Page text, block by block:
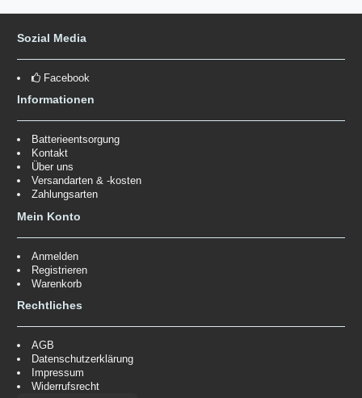
Sozial Media
Facebook
Informationen
Batterieentsorgung
Kontakt
Über uns
Versandarten & -kosten
Zahlungsarten
Mein Konto
Anmelden
Registrieren
Warenkorb
Rechtliches
AGB
Datenschutzerklärung
Impressum
Widerrufsrecht